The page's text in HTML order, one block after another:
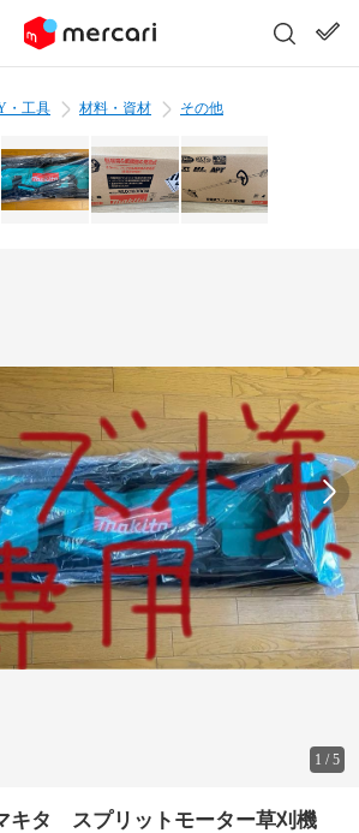
・工具 材料・資材 その他
1 /5
マキタ スプリットモーター草刈機